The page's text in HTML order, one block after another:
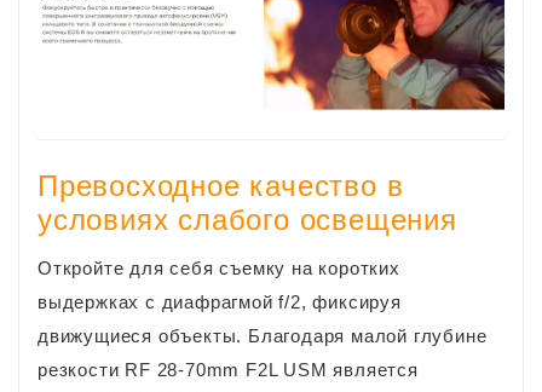
Превосходное качество в
условиях слабого освещения
Откройте для себя съемку на коротких
выдержках с диафрагмой f/2, фиксируя
движущиеся объекты. Благодаря малой глубине
резкости RF 28-70mm F2L USM является